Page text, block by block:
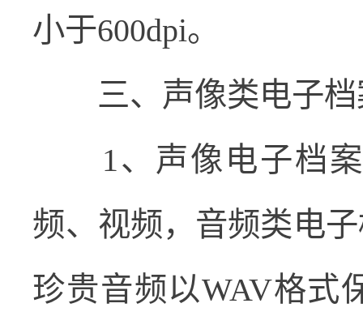
小于600dpi。
三、声像类电子
1、声像电子档
频、视频，音频类电
珍贵音频以WAV格式